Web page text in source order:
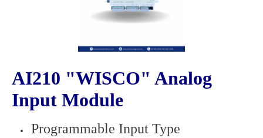
AI210 "WISCO" Analog
Input Module
Programmable Input Type